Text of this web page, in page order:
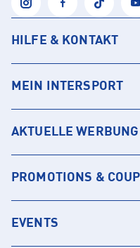
HILFE & KONTAKT
MEIN INTERSPORT
AKTUELLE WERBUNG
PROMOTIONS &
EVENTS